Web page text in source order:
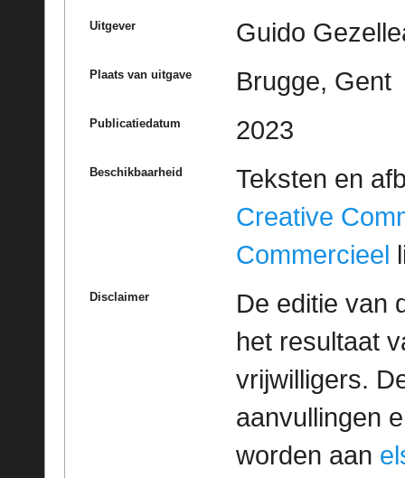
Uitgever Guido
Plaats van uitgave Brugge, Gent
Publicatiedatum 2023
Beschikbaarheid
Teksten en
Creative
Commercieel
Disclaimer
De editie van
het resultaat
vrijwilligers.
aanvullingen
worden aan